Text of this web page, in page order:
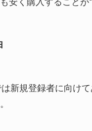
安く購入することが
新規登録者に向け